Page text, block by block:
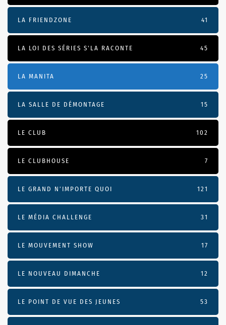
LA FRIENDZONE 41
LA LOI DES SÉRIES S'LA RACONTE 45
LA MANITA 25
LA SALLE DE DÉMONTAGE 15
LE CLUB 102
LE CLUBHOUSE 7
LE GRAND N’IMPORTE QUOI 121
LE MÉDIA CHALLENGE 31
LE MOUVEMENT SHOW 17
LE NOUVEAU DIMANCHE 12
LE POINT DE VUE DES JEUNES 53